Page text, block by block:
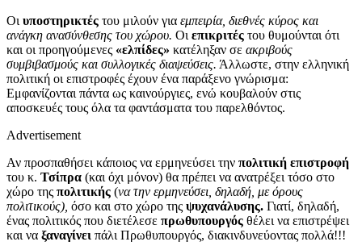
Οι υποστηρικτές του μιλούν για εμπειρία, διεθνές κύρος και
ανάγκη ανασύνθεσης του χώρου. Οι επικριτές του θυμούνται ότι
και οι προηγούμενες «ελπίδες» κατέληξαν σε ακριβούς
συμβιβασμούς και συλλογικές διαψεύσεις. Άλλωστε, στην ελληνική
πολιτική οι επιστροφές έχουν ένα παράξενο γνώρισμα:
Εμφανίζονται πάντα ως καινούργιες, ενώ κουβαλούν στις
αποσκευές τους όλα τα φαντάσματα του παρελθόντος.
Advertisement
Αν προσπαθήσει κάποιος να ερμηνεύσει την πολιτική επιστροφή
του κ. Τσίπρα (και όχι μόνον) θα πρέπει να ανατρέξει τόσο στο
χώρο της πολιτικής (να την ερμηνεύσει, δηλαδή, με όρους
πολιτικούς), όσο και στο χώρο της ψυχανάλυσης. Γιατί, δηλαδή,
ένας πολιτικός που διετέλεσε πρωθυπουργός θέλει να επιστρέψει
και να ξαναγίνει πάλι Πρωθυπουργός, διακινδυνεύοντας πολλά!!!